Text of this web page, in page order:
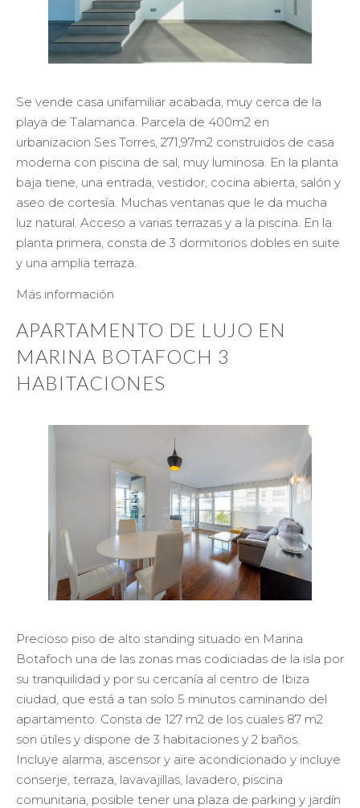
Se vende casa unifamiliar acabada, muy cerca de la
playa de Talamanca. Parcela de 400m2 en
urbanizacion Ses Torres, 271,97m2 construidos de casa
moderna con piscina de sal, muy luminosa. En la planta
baja tiene, una entrada, vestidor, cocina abierta, salón y
aseo de cortesía. Muchas ventanas que le da mucha
luz natural. Acceso a varias terrazas y a la piscina. En la
planta primera, consta de 3 dormitorios dobles en suite
y una amplia terraza.
Más información
APARTAMENTO DE LUJO EN
MARINA BOTAFOCH 3
HABITACIONES
Precioso piso de alto standing situado en Marina
Botafoch una de las zonas mas codiciadas de la isla por
su tranquilidad y por su cercanía al centro de Ibiza
ciudad, que está a tan solo 5 minutos caminando del
apartamento. Consta de 127 m2 de los cuales 87 m2
son útiles y dispone de 3 habitaciones y 2 baños.
Incluye alarma, ascensor y aire acondicionado y incluye
conserje, terraza, lavavajillas, lavadero, piscina
comunitaria, posible tener una plaza de parking y jardín